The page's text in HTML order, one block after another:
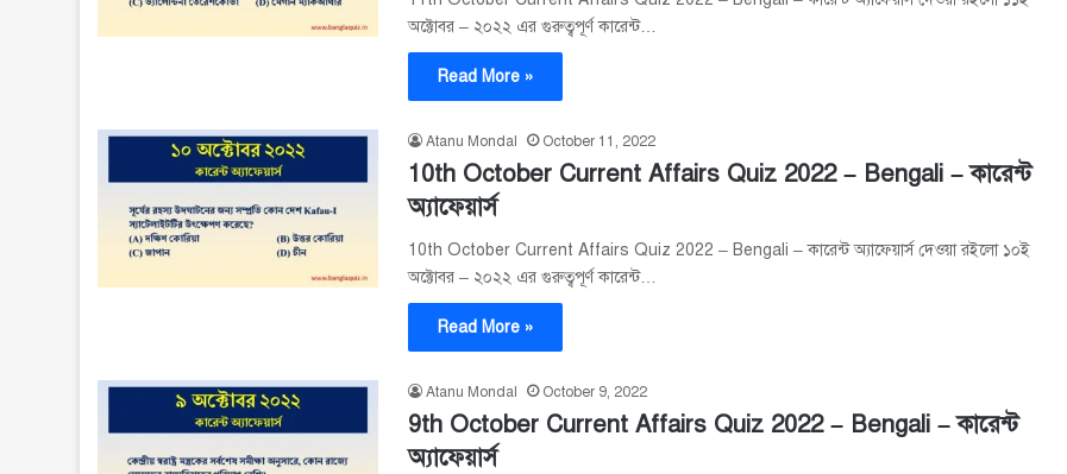
অক্টোবর – ২০২২ এর গুরুত্বপূর্ণ কারেন্ট…
Read More »
Atanu Mondal October 11, 2022
10th October Current Affairs Quiz 2022 – Bengali – কারেন্ট
অ্যাফেয়ার্স
10th October Current Affairs Quiz 2022 – Bengali – কারেন্ট অ্যাফেয়ার্স দেওয়া রইলো ১০ই
অক্টোবর – ২০২২ এর গুরুত্বপূর্ণ কারেন্ট…
Read More »
Atanu Mondal October 9, 2022
9th October Current Affairs Quiz 2022 – Bengali – কারেন্ট
অ্যাফেয়ার্স